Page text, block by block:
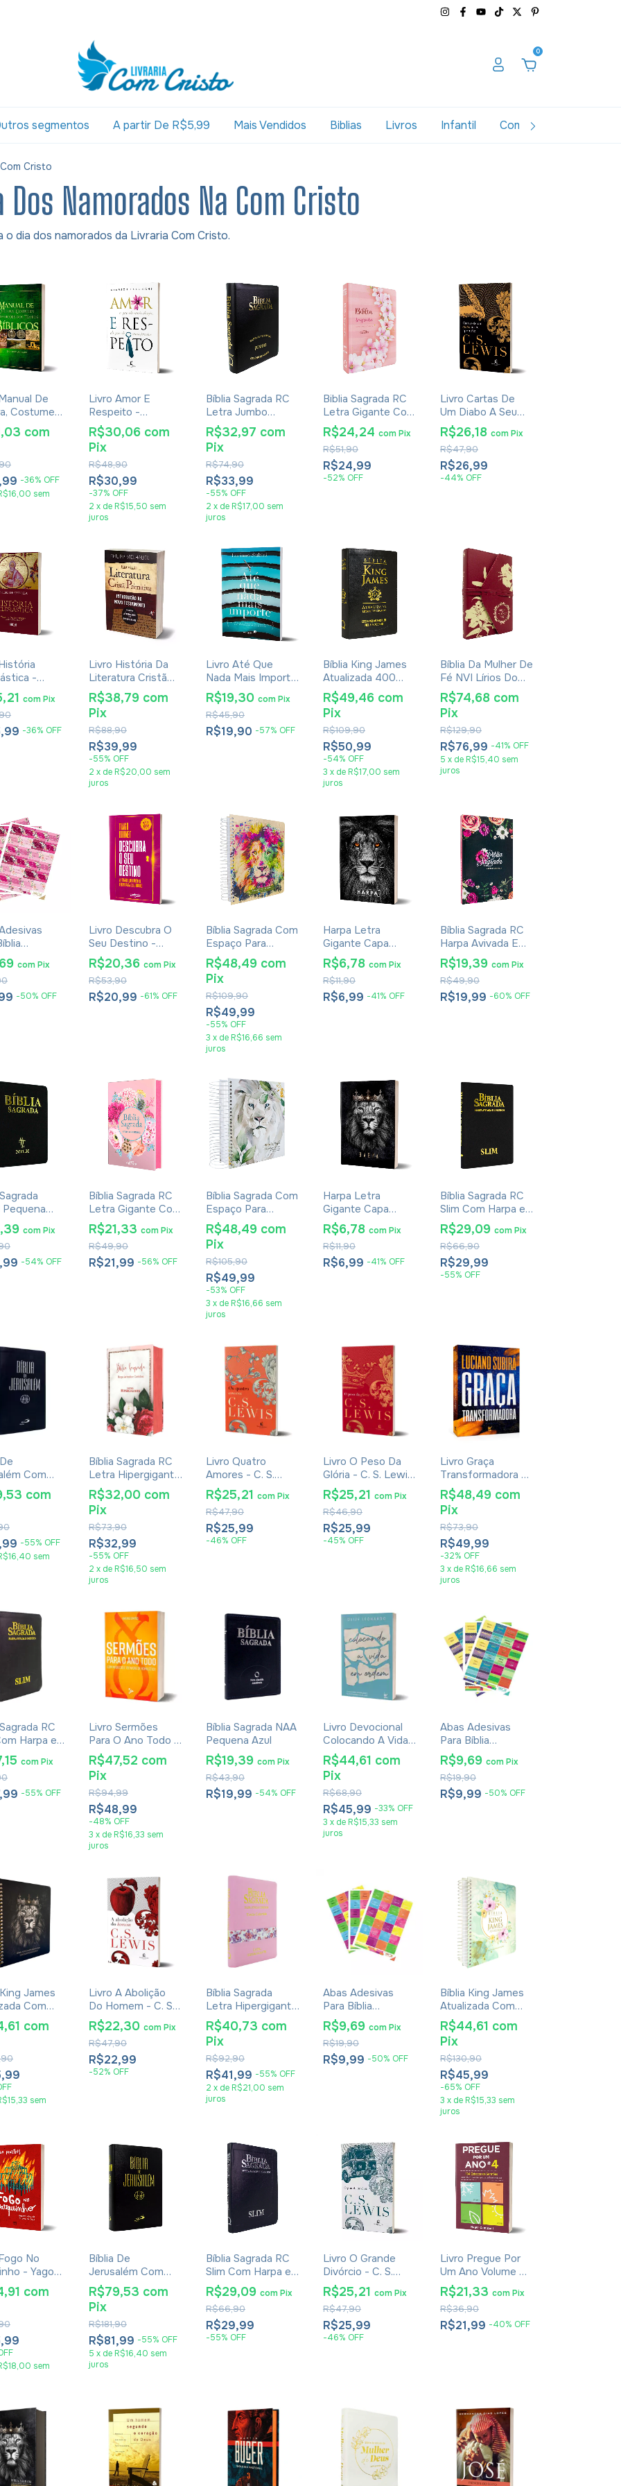
0
segmentos A partir De R$5,99 Mais Vendidos Biblias Livros Infantil Combos
Cristo
Dos Namorados Na Com Cristo
dia dos namorados da Livraria Com Cristo.
De
Costumes
Dos
Bíblicos -
Andrade
-36% OFF
com
sem
Livro Amor E
Respeito -
Emerson
Eggerichs
R$30,99
-37% OFF
R$48,90
R$30,06 com
Pix
2 x de R$15,50 sem
juros
Bíblia Sagrada RC
Letra Jumbo
Edição De
Promessas Capa
Zíper Preta
R$33,99
-55% OFF
R$74,90
R$32,97 com
Pix
2 x de R$17,00 sem
juros
Biblia Sagrada RC
Letra Gigante Com
Harpa Avivada E
Corinhos Capa
Dura Ramos Flores
R$24,99
-52% OFF
R$51,90
R$24,24 comPix
Livro Cartas De
Um Diabo A Seu
Aprendiz - C. S.
Lewis - Brochura
R$26,99
-44% OFF
R$47,90
R$26,18 comPix
-
De
-36% OFF
comPix
Livro História Da
Literatura Cristã
Primitiva -
Introdução Ao
Novo Testamento
Philipp Vielhauer
R$39,99
-55% OFF
R$88,90
R$38,79 com
Pix
2 x de R$20,00 sem
juros
Livro Até Que
Nada Mais Importe
- Luciano Subirá
R$19,90 -57% OFF
R$45,90
R$19,30 comPix
Bíblia King James
Atualizada 400
Anos Letra
Hipergigante -
Média Luxo Preta
R$50,99
-54% OFF
R$109,90
R$49,46 com
Pix
3 x de R$17,00 sem
juros
Bíblia Da Mulher De
Fé NVI Lírios Do
Campo
R$76,99 -41% OFF
R$129,90
R$74,68 com
Pix
5 x de R$15,40 sem
juros
Índice
Rosa
Com 3
-50% OFF
comPix
Livro Descubra O
Seu Destino -
Tiago Brunet -
Versão Econômica
R$20,99 -61% OFF
R$53,90
R$20,36 comPix
Bíblia Sagrada Com
Espaço Para
Anotações Harpa
Avivada E
Corinhos Lion
Colors
R$49,99
-55% OFF
R$109,90
R$48,49 com
Pix
3 x de R$16,66 sem
juros
Harpa Letra
Gigante Capa
Brochura Leão PB
R$6,99 -41% OFF
R$11,90
R$6,78 comPix
Bíblia Sagrada RC
Harpa Avivada E
Corinhos Média
Capa Dura Floral
Pink
R$19,99 -60% OFF
R$49,90
R$19,39 comPix
-54% OFF
comPix
Bíblia Sagrada RC
Letra Gigante Com
Harpa Avivada E
Corinhos Capa
Dura Circulo Flores
R$21,99 -56% OFF
R$49,90
R$21,33 comPix
Bíblia Sagrada Com
Espaço Para
Anotações Harpa
Avivada E
Corinhos Leão
Aquarela
R$49,99
-53% OFF
R$105,90
R$48,49 com
Pix
3 x de R$16,66 sem
juros
Harpa Letra
Gigante Capa
Brochura Rei Dos
Reis
R$6,99 -41% OFF
R$11,90
R$6,78 comPix
Bíblia Sagrada RC
Slim Com Harpa e
Corinhos Média
Capa Zíper Preta
R$29,99
-55% OFF
R$66,90
R$29,09 comPix
Com
Azul
-55% OFF
com
sem
Bíblia Sagrada RC
Letra Hipergigante
Com Harpa
Avivada E
Corinhos Capa
Dura Flores
Realista
R$32,99
-55% OFF
R$73,90
R$32,00 com
Pix
2 x de R$16,50 sem
juros
Livro Quatro
Amores - C. S.
Lewis - Brochura
R$25,99
-46% OFF
R$47,90
R$25,21 comPix
Livro O Peso Da
Glória - C. S. Lewis
- Brochura
R$25,99
-45% OFF
R$46,90
R$25,21 comPix
Livro Graça
Transformadora -
Luciano Subirá
R$49,99
-32% OFF
R$73,90
R$48,49 com
Pix
3 x de R$16,66 sem
juros
RC
Harpa e
Média
-55% OFF
comPix
Livro Sermões
Para O Ano Todo -
Antônio Santos
R$48,99
-48% OFF
R$94,99
R$47,52 com
Pix
3 x de R$16,33 sem
juros
Bíblia Sagrada NAA
Pequena Azul
R$19,99 -54% OFF
R$43,90
R$19,39 comPix
Livro Devocional
Colocando A Vida
Em Ordem - Deive
Leonardo
R$45,99 -33% OFF
R$68,90
R$44,61 com
Pix
3 x de R$15,33 sem
juros
Abas Adesivas
Para Bíblia
Marcador Índice
Happy Pacote
Com 3
R$9,99 -50% OFF
R$19,90
R$9,69 comPix
James
Com
Para
Leão
Reis
com
sem
Livro A Abolição
Do Homem - C. S.
Lewis - Brochura
R$22,99
-52% OFF
R$47,90
R$22,30 comPix
Bíblia Sagrada
Letra Hipergigante
RC Harpa E
Corinhos Capa
Zíper Rosa Claro
R$41,99 -55% OFF
R$92,90
R$40,73 com
Pix
2 x de R$21,00 sem
juros
Abas Adesivas
Para Bíblia
Marcador Índice
Arco Íris Pacote
Com 3
R$9,99 -50% OFF
R$19,90
R$9,69 comPix
Bíblia King James
Atualizada Com
Espaço Para
Anotações Blue
Sky
R$45,99
-65% OFF
R$130,90
R$44,61 com
Pix
3 x de R$15,33 sem
juros
No
- Yago
com
sem
Bíblia De
Jerusalém Com
Apócrifos Preta
R$81,99 -55% OFF
R$181,90
R$79,53 com
Pix
5 x de R$16,40 sem
juros
Bíblia Sagrada RC
Slim Com Harpa e
Corinhos Média
Capa Zíper Azul
R$29,99
-55% OFF
R$66,90
R$29,09 comPix
Livro O Grande
Divórcio - C. S.
Lewis - Brochura
R$25,99
-46% OFF
R$47,90
R$25,21 comPix
Livro Pregue Por
Um Ano Volume 4
- Roger Campbell
R$21,99 -40% OFF
R$36,90
R$21,33 comPix